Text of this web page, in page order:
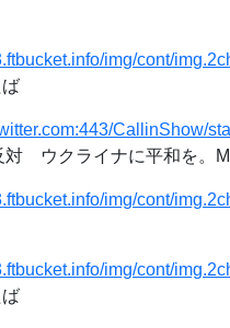
img/cont/
CallinShow/
クライナに平和を。
img/cont/
img/cont/